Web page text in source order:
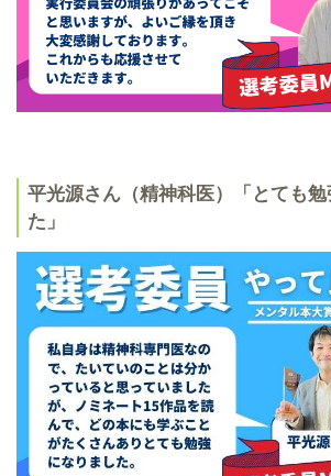
平光源さん（精神科医）「とても勉
た」